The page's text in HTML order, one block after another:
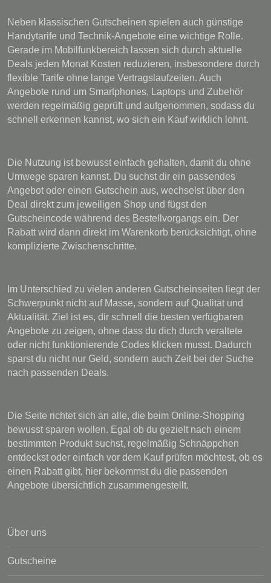
Neben klassischen Gutscheinen spielen auch günstige
Handytarife und Technik-Angebote eine wichtige Rolle.
Gerade im Mobilfunkbereich lassen sich durch aktuelle
Deals jeden Monat Kosten reduzieren, insbesondere durch
flexible Tarife ohne lange Vertragslaufzeiten. Auch
Angebote rund um Smartphones, Laptops und Zubehör
werden regelmäßig geprüft und aufgenommen, sodass du
schnell erkennen kannst, wo sich ein Kauf wirklich lohnt.
Die Nutzung ist bewusst einfach gehalten, damit du ohne
Umwege sparen kannst. Du suchst dir ein passendes
Angebot oder einen Gutschein aus, wechselst über den
Deal direkt zum jeweiligen Shop und fügst den
Gutscheincode während des Bestellvorgangs ein. Der
Rabatt wird dann direkt im Warenkorb berücksichtigt, ohne
komplizierte Zwischenschritte.
Im Unterschied zu vielen anderen Gutscheinseiten liegt der
Schwerpunkt nicht auf Masse, sondern auf Qualität und
Aktualität. Ziel ist es, dir schnell die besten verfügbaren
Angebote zu zeigen, ohne dass du dich durch veraltete
oder nicht funktionierende Codes klicken musst. Dadurch
sparst du nicht nur Geld, sondern auch Zeit bei der Suche
nach passenden Deals.
Die Seite richtet sich an alle, die beim Online-Shopping
bewusst sparen wollen. Egal ob du gezielt nach einem
bestimmten Produkt suchst, regelmäßig Schnäppchen
entdeckst oder einfach vor dem Kauf prüfen möchtest, ob es
einen Rabatt gibt, hier bekommst du die passenden
Angebote übersichtlich zusammengestellt.
Über uns
Gutscheine